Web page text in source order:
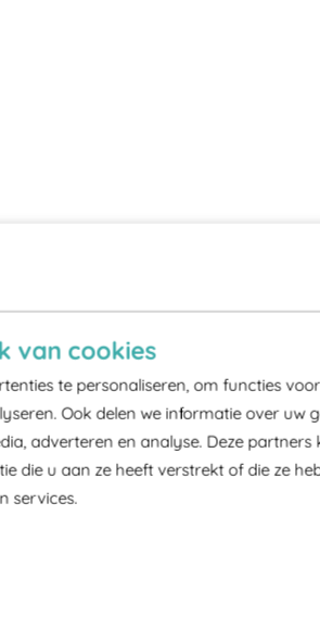
van cookies
te personaliseren, om functies
Ook delen we informatie over uw
adverteren en analyse. Deze partners
die u aan ze heeft verstrekt of die ze
services.